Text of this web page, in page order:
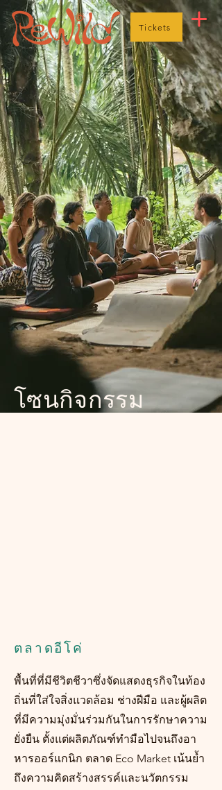
Tickets
โซนกิจกรรม
ตลาดอีโค่
พื้นที่ที่มีชีวิตชีวาซึ่งจัดแสดงธุรกิจในท้อง
ถิ่นที่ใส่ใจสิ่งแวดล้อม ช่างฝีมือ และผู้ผลิต
ที่มีความมุ่งมั่นร่วมกันในการรักษาความ
ยั่งยืน ตั้งแต่ผลิตภัณฑ์ทำมือไปจนถึงอา
หารออร์แกนิก ตลาด Eco Market เน้นย้ำ
ถึงความคิดสร้างสรรค์และนวัตกรรม